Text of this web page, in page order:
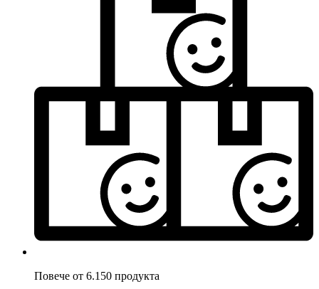
Повече от 6.150 продукта